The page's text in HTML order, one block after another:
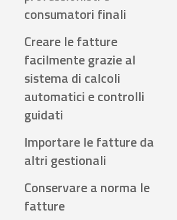
consumatori finali
Creare le fatture
facilmente grazie al
sistema di calcoli
automatici e controlli
guidati
Importare le fatture da
altri gestionali
Conservare a norma le
fatture